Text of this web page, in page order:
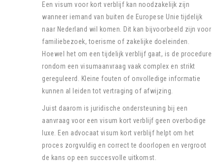
Een visum voor kort verblijf kan noodzakelijk zijn
wanneer iemand van buiten de Europese Unie tijdelijk
naar Nederland wil komen. Dit kan bijvoorbeeld zijn voor
familiebezoek, toerisme of zakelijke doeleinden.
Hoewel het om een tijdelijk verblijf gaat, is de procedure
rondom een visumaanvraag vaak complex en strikt
gereguleerd. Kleine fouten of onvolledige informatie
kunnen al leiden tot vertraging of afwijzing.
Juist daarom is juridische ondersteuning bij een
aanvraag voor een visum kort verblijf geen overbodige
luxe. Een advocaat visum kort verblijf helpt om het
proces zorgvuldig en correct te doorlopen en vergroot
de kans op een succesvolle uitkomst.